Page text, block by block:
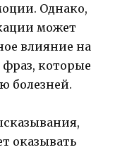
Однако,
может
влияние на
которые
болезней.
оказывать